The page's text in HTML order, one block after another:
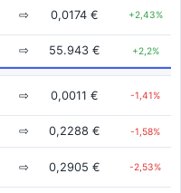
⇨ 0,0174 € +2,43%
⇨ 55.943 € +2,2%
⇨ 0,0011 € -1,41%
⇨ 0,2288 € -1,58%
⇨ 0,2905 € -2,53%